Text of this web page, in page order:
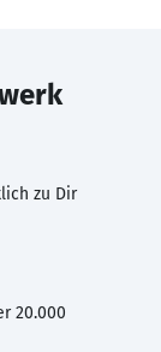
zu Dir
20.000